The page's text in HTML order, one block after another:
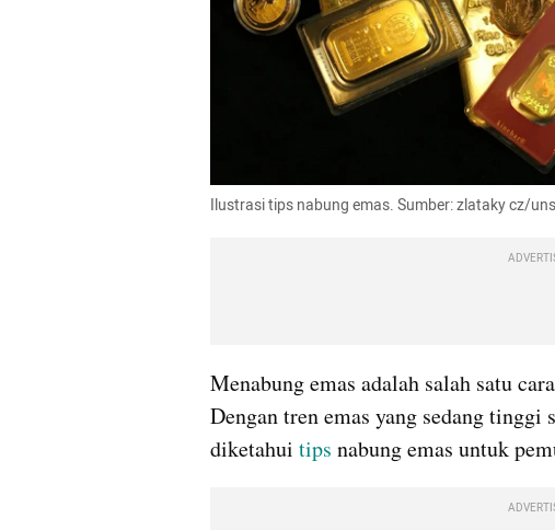
Ilustrasi tips nabung emas. Sumber: zlataky cz/
Menabung emas adalah salah satu
Dengan tren emas yang sedang
diketahui tips nabung emas untuk